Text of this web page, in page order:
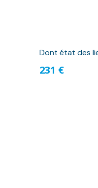
Dont état des
231 €